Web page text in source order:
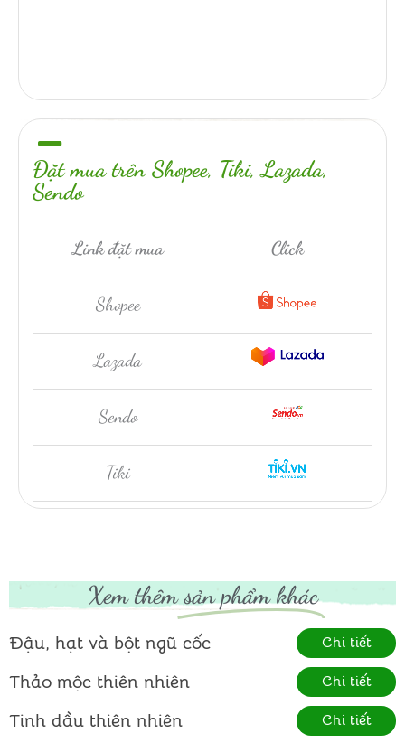
Đặt mua trên Shopee, Tiki, Lazada,
Sendo
Link đặt mua Click
Shopee
Lazada
Sendo
Tiki
Xem thêm sản phẩm khác
Đậu, hạt và bột ngũ cốc Chi tiết
Thảo mộc thiên nhiên Chi tiết
Tinh dầu thiên nhiên Chi tiết